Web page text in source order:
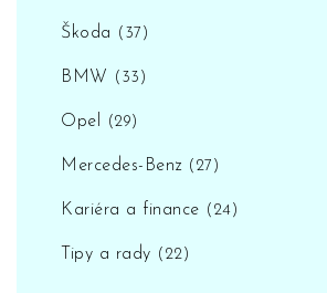
Škoda (37)
BMW (33)
Opel (29)
Mercedes-Benz (27)
Kariéra a finance (24)
Tipy a rady (22)